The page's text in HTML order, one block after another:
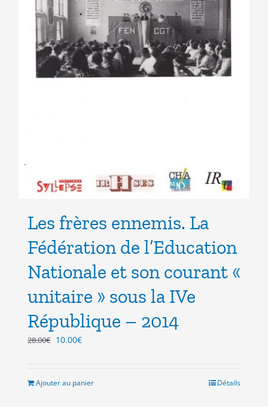
Les frères ennemis. La
Fédération de l’Education
Nationale et son courant «
unitaire » sous la IVe
République – 2014
28.00€ Le
10.00€Le
est :
Ajouter au panier Détails